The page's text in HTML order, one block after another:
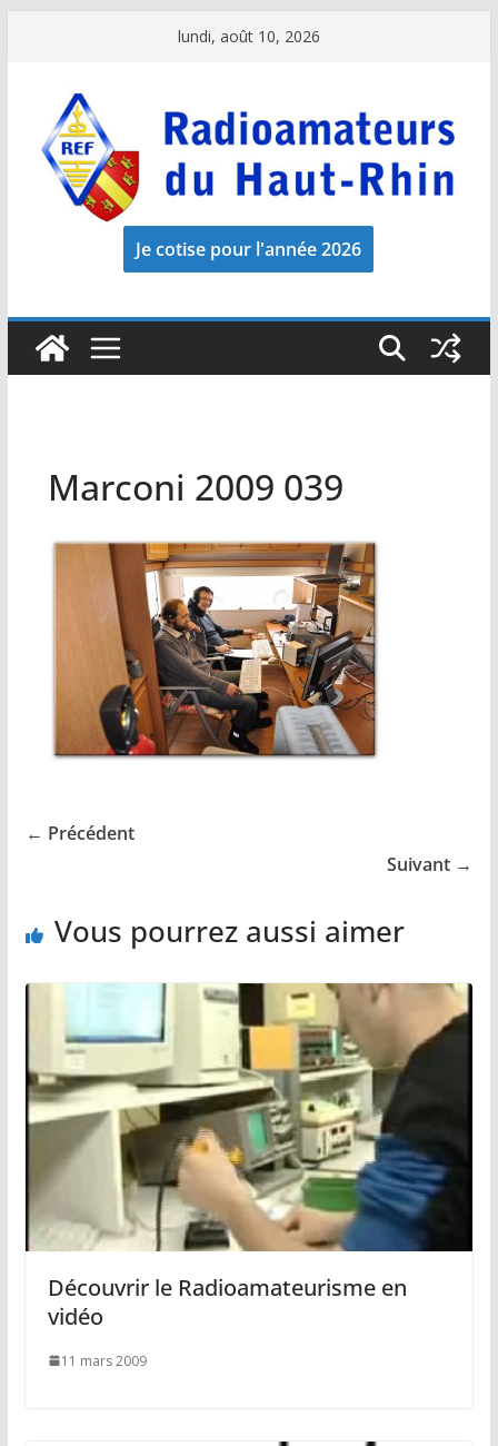
contenu
lundi, août 10, 2026
Marconi 2009 039
← Précédent
Suivant →
Vous pourrez aussi aimer
Découvrir le Radioamateurisme en
vidéo
11 mars 2009